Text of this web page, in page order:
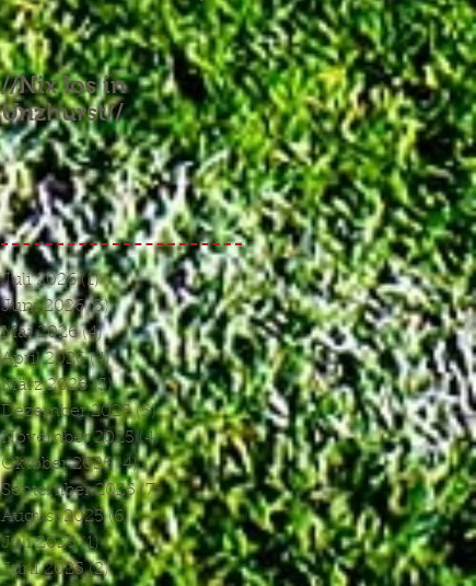
//Nix los in
Unzhurst//
//Aufgebrauchtes
Glück und ein
Endspiel, das keines
war//
Juli 2026 (1)1 Beitrag
Juni 2026 (3)3 Beiträge
Mai 2026 (4)4 Beiträge
April 2026 (4)4 Beiträge
März 2026 (5)5 Beiträge
Dezember 2025 (5)5 Beiträge
November 2025 (4)4 Beiträge
Oktober 2025 (4)4 Beiträge
September 2025 (7)7 Beiträge
August 2025 (6)6 Beiträge
Juli 2025 (1)1 Beitrag
Juni 2025 (2)2 Beiträge